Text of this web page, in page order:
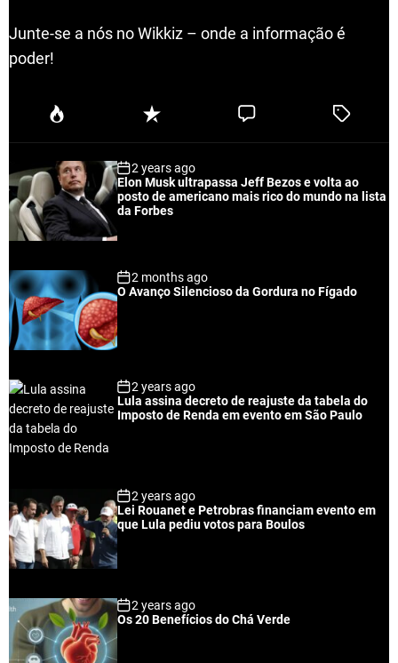
Junte-se a nós no Wikkiz – onde a informação é
poder!
P
u
a
r
R
e
n
t
C
e
T
e
2 years ago
Elon Musk ultrapassa Jeff Bezos e volta ao
posto de americano mais rico do mundo na lista
da Forbes
2 months ago
O Avanço Silencioso da Gordura no Fígado
2 years ago
Lula assina decreto de reajuste da tabela do
Imposto de Renda em evento em São Paulo
2 years ago
Lei Rouanet e Petrobras financiam evento em
que Lula pediu votos para Boulos
2 years ago
Os 20 Benefícios do Chá Verde